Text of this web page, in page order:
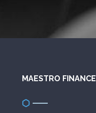
MAESTRO FINANCE